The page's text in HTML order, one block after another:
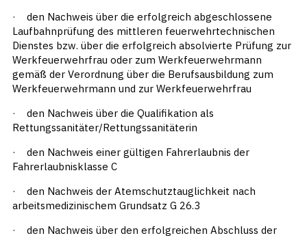
· den Nachweis über die erfolgreich abgeschlossene
Laufbahnprüfung des mittleren feuerwehrtechnischen
Dienstes bzw. über die erfolgreich absolvierte Prüfung zur
Werkfeuerwehrfrau oder zum Werkfeuerwehrmann
gemäß der Verordnung über die Berufsausbildung zum
Werkfeuerwehrmann und zur Werkfeuerwehrfrau
· den Nachweis über die Qualifikation als
Rettungssanitäter/Rettungssanitäterin
· den Nachweis einer gültigen Fahrerlaubnis der
Fahrerlaubnisklasse C
· den Nachweis der Atemschutztauglichkeit nach
arbeitsmedizinischem Grundsatz G 26.3
· den Nachweis über den erfolgreichen Abschluss der